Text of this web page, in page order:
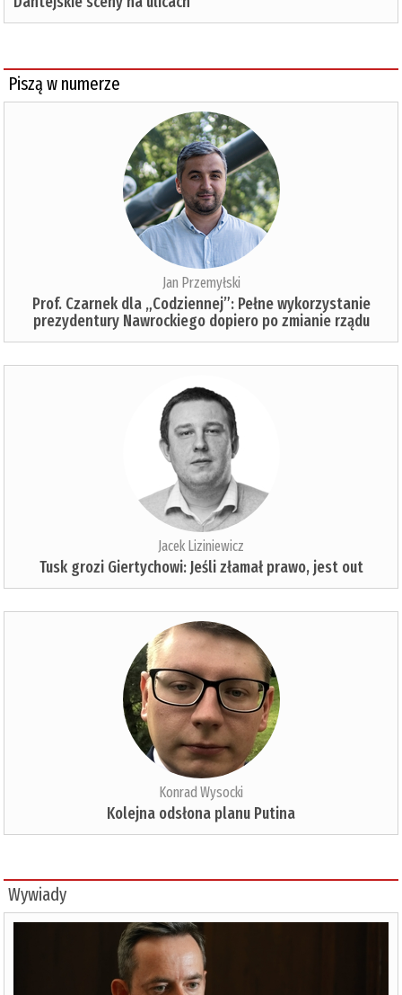
Piszą w numerze
Jan Przemyłski
Prof. Czarnek dla „Codziennej”: Pełne wykorzystanie
prezydentury Nawrockiego dopiero po zmianie rządu
Jacek Liziniewicz
Tusk grozi Giertychowi: Jeśli złamał prawo, jest out
Konrad Wysocki
Kolejna odsłona planu Putina
Wywiady